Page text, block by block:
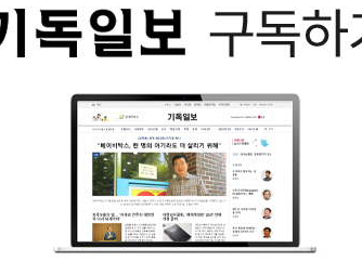
국제 입력 2025. 08. 12 15:23